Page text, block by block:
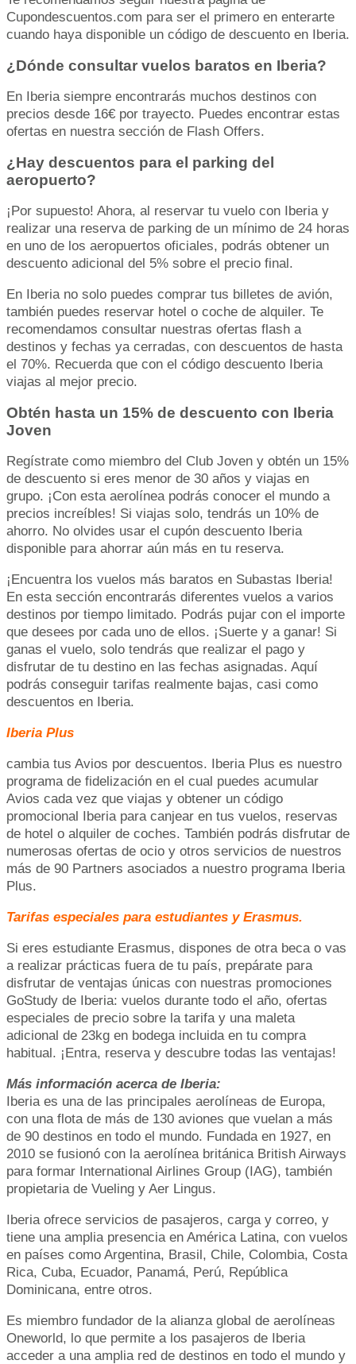
Cupondescuentos.com para ser el primero en enterarte
cuando haya disponible un código de descuento en Iberia.
¿Dónde consultar vuelos baratos en Iberia?
En Iberia siempre encontrarás muchos destinos con
precios desde 16€ por trayecto. Puedes encontrar estas
ofertas en nuestra sección de Flash Offers.
¿Hay descuentos para el parking del
aeropuerto?
¡Por supuesto! Ahora, al reservar tu vuelo con Iberia y
realizar una reserva de parking de un mínimo de 24 horas
en uno de los aeropuertos oficiales, podrás obtener un
descuento adicional del 5% sobre el precio final.
En Iberia no solo puedes comprar tus billetes de avión,
también puedes reservar hotel o coche de alquiler. Te
recomendamos consultar nuestras ofertas flash a
destinos y fechas ya cerradas, con descuentos de hasta
el 70%. Recuerda que con el código descuento Iberia
viajas al mejor precio.
Obtén hasta un 15% de descuento con Iberia
Joven
Regístrate como miembro del Club Joven y obtén un 15%
de descuento si eres menor de 30 años y viajas en
grupo. ¡Con esta aerolínea podrás conocer el mundo a
precios increíbles! Si viajas solo, tendrás un 10% de
ahorro. No olvides usar el cupón descuento Iberia
disponible para ahorrar aún más en tu reserva.
¡Encuentra los vuelos más baratos en Subastas Iberia!
En esta sección encontrarás diferentes vuelos a varios
destinos por tiempo limitado. Podrás pujar con el importe
que desees por cada uno de ellos. ¡Suerte y a ganar! Si
ganas el vuelo, solo tendrás que realizar el pago y
disfrutar de tu destino en las fechas asignadas. Aquí
podrás conseguir tarifas realmente bajas, casi como
descuentos en Iberia.
Iberia Plus
cambia tus Avios por descuentos. Iberia Plus es nuestro
programa de fidelización en el cual puedes acumular
Avios cada vez que viajas y obtener un código
promocional Iberia para canjear en tus vuelos, reservas
de hotel o alquiler de coches. También podrás disfrutar de
numerosas ofertas de ocio y otros servicios de nuestros
más de 90 Partners asociados a nuestro programa Iberia
Plus.
Tarifas especiales para estudiantes y Erasmus.
Si eres estudiante Erasmus, dispones de otra beca o vas
a realizar prácticas fuera de tu país, prepárate para
disfrutar de ventajas únicas con nuestras promociones
GoStudy de Iberia: vuelos durante todo el año, ofertas
especiales de precio sobre la tarifa y una maleta
adicional de 23kg en bodega incluida en tu compra
habitual. ¡Entra, reserva y descubre todas las ventajas!
Más información acerca de Iberia:
Iberia es una de las principales aerolíneas de Europa,
con una flota de más de 130 aviones que vuelan a más
de 90 destinos en todo el mundo. Fundada en 1927, en
2010 se fusionó con la aerolínea británica British Airways
para formar International Airlines Group (IAG), también
propietaria de Vueling y Aer Lingus.
Iberia ofrece servicios de pasajeros, carga y correo, y
tiene una amplia presencia en América Latina, con vuelos
en países como Argentina, Brasil, Chile, Colombia, Costa
Rica, Cuba, Ecuador, Panamá, Perú, República
Dominicana, entre otros.
Es miembro fundador de la alianza global de aerolíneas
Oneworld, lo que permite a los pasajeros de Iberia
acceder a una amplia red de destinos en todo el mundo y